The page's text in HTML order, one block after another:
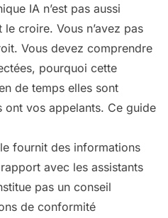
IA n’est pas aussi
croire. Vous n’avez pas
Vous devez comprendre
pourquoi cette
de temps elles sont
ont vos appelants. Ce guide
fournit des informations
avec les assistants
pas un conseil
de conformité